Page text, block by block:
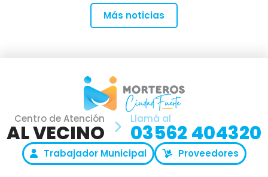
Más noticias
Centro de Atención
AL VECINO
Llamá al
03562 404320
Trabajador Municipal Proveedores